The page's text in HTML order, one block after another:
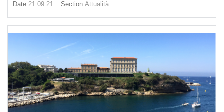
Date 21.09.21 Section Attualità